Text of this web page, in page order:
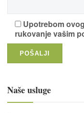
Upotrebom
rukovanje vašim
Naše usluge